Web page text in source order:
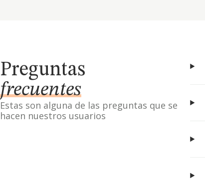
Preguntas
frecuentes
Estas son alguna de las preguntas que se
hacen nuestros usuarios